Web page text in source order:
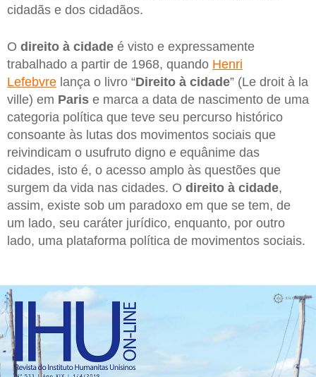
cidadãs e dos cidadãos.
O direito à cidade é visto e expressamente
trabalhado a partir de 1968, quando Henri
Lefebvre lança o livro “Direito à cidade” (Le droit à la
ville) em Paris e marca a data de nascimento de uma
categoria política que teve seu percurso histórico
consoante às lutas dos movimentos sociais que
reivindicam o usufruto digno e equânime das
cidades, isto é, o acesso amplo às questões que
surgem da vida nas cidades. O direito à cidade,
assim, existe sob um paradoxo em que se tem, de
um lado, seu caráter jurídico, enquanto, por outro
lado, uma plataforma política de movimentos sociais.